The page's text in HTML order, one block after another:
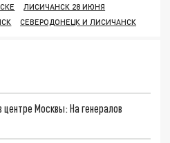
ЛИСИЧАНСК 28 ИЮНЯ
СЕВЕРОДОНЕЦК И ЛИСИЧАНСК
Москвы: На генералов